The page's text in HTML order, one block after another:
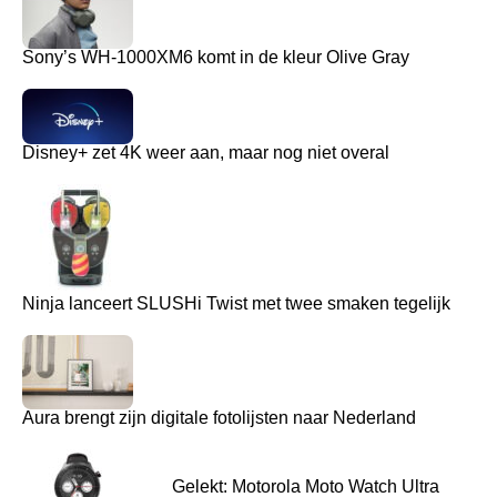
Sony’s WH-1000XM6 komt in de kleur Olive Gray
Disney+ zet 4K weer aan, maar nog niet overal
Ninja lanceert SLUSHi Twist met twee smaken tegelijk
Aura brengt zijn digitale fotolijsten naar Nederland
Gelekt: Motorola Moto Watch Ultra